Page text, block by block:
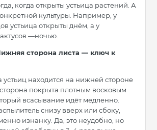
когда открыты устьица растений. А
культуры. Например, у
устьица открыты днём, а у
—ночью.
сторона листа — ключ к
устьиц находится на нижней стороне
покрыта плотным восковым
всасывание идёт медленно.
снизу вверх или сбоку,
изнанку. Да, это неудобно, но